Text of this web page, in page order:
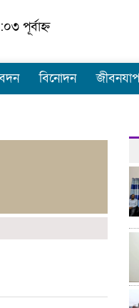
পূর্বাহ্ন
বিনোদন